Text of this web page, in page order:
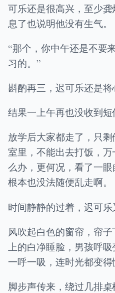
可乐还是很高兴，至少
息了也说明他没有生气。
“那个，你中午还是不要
习的。”
斟酌再三，迟可乐还是将
结果一上午再也没收到短
放学后大家都走了，只
室里，不能出去打饭，
么办，更何况，看了一眼
根本也没法随便乱走啊。
时间静静的过着，迟可乐
风吹起白色的窗帘，帘
上的白净睡脸，男孩呼
一呼一吸，连时光都变得
脚步声传来，绕过几排